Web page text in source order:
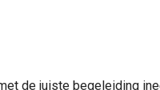
de juiste begeleiding